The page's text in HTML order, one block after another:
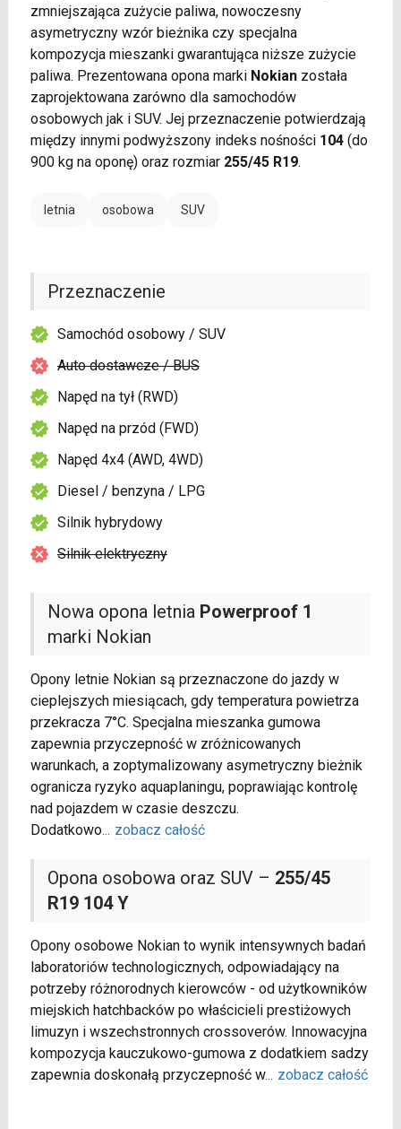
zmniejszająca zużycie paliwa, nowoczesny
asymetryczny wzór bieżnika czy specjalna
kompozycja mieszanki gwarantująca niższe zużycie
paliwa. Prezentowana opona marki Nokianzostała
zaprojektowana zarówno dla samochodów
osobowych jak i SUV. Jej przeznaczenie potwierdzają
między innymi podwyższony indeks nośności 104(do
900 kg na oponę) oraz rozmiar 255/45 R19.
letnia osobowa SUV
Nowa opona letnia Powerproof 1
marki Nokian
Opony letnie Nokian są przeznaczone do jazdy w
cieplejszych miesiącach, gdy temperatura powietrza
przekracza 7°C. Specjalna mieszanka gumowa
zapewnia przyczepność w zróżnicowanych
warunkach, a zoptymalizowany asymetryczny bieżnik
ogranicza ryzyko aquaplaningu, poprawiając kontrolę
nad pojazdem w czasie deszczu.
Dodatkowo... zobacz całość
Opona osobowa oraz SUV – 255/45
R19 104 Y
Opony osobowe Nokian to wynik intensywnych badań
laboratoriów technologicznych, odpowiadający na
potrzeby różnorodnych kierowców - od użytkowników
miejskich hatchbacków po właścicieli prestiżowych
limuzyn i wszechstronnych crossoverów. Innowacyjna
kompozycja kauczukowo-gumowa z dodatkiem sadzy
zapewnia doskonałą przyczepność w... zobacz całość
Przeznaczenie
Samochód osobowy / SUV
Auto dostawcze / BUS
Napęd na tył (RWD)
Napęd na przód (FWD)
Napęd 4x4 (AWD, 4WD)
Diesel / benzyna / LPG
Silnik hybrydowy
Silnik elektryczny